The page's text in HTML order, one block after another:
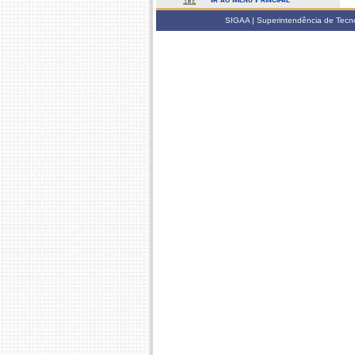
SIGAA | Superintendência de